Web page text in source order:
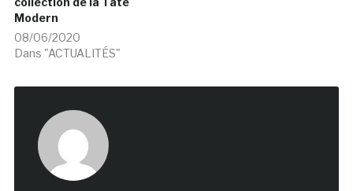
Modern
08/06/2020
Dans "ACTUALITÉS"